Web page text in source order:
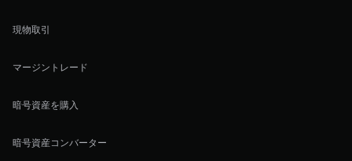
現物取引
マージントレード
暗号資産を購入
暗号資産コンバーター